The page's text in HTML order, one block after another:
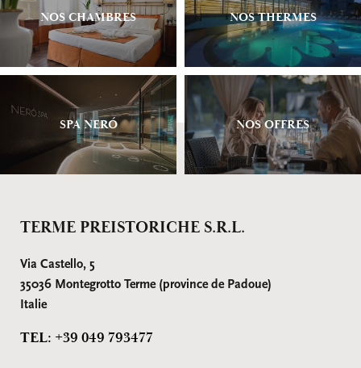
NOS CHAMBRES NOS THERMES
SPA NERÓ NOS OFFRES
TERME PREISTORICHE S.R.L.
Via Castello, 5
35036 Montegrotto Terme (province de Padoue)
Italie
TEL: +39 049 793477